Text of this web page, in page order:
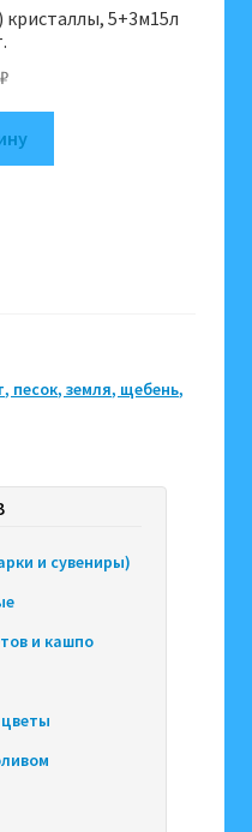
кристаллы, 5+3м15л
₽
песок, земля, щебень,
и сувениры)
и кашпо